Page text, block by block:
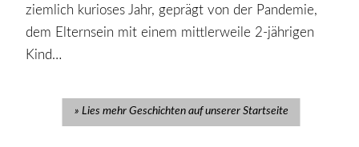
ziemlich kurioses Jahr, geprägt von der Pandemie,
dem Elternsein mit einem mittlerweile 2-jährigen
Kind…
Lies mehr Geschichten auf unserer Startseite